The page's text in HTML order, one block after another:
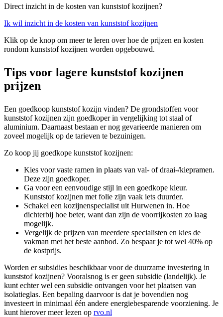
Direct inzicht in de kosten van kunststof kozijnen?
Ik wil inzicht in de kosten van kunststof kozijnen
Klik op de knop om meer te leren over hoe de prijzen en kosten
rondom kunststof kozijnen worden opgebouwd.
Tips voor lagere kunststof kozijnen
prijzen
Een goedkoop kunststof kozijn vinden? De grondstoffen voor
kunststof kozijnen zijn goedkoper in vergelijking tot staal of
aluminium. Daarnaast bestaan er nog gevarieerde manieren om
zoveel mogelijk op de tarieven te bezuinigen.
Zo koop jij goedkope kunststof kozijnen:
Kies voor vaste ramen in plaats van val- of draai-/kiepramen.
Deze zijn goedkoper.
Ga voor een eenvoudige stijl in een goedkope kleur.
Kunststof kozijnen met folie zijn vaak iets duurder.
Schakel een kozijnenspecialist uit Hurwenen in. Hoe
dichterbij hoe beter, want dan zijn de voorrijkosten zo laag
mogelijk.
Vergelijk de prijzen van meerdere specialisten en kies de
vakman met het beste aanbod. Zo bespaar je tot wel 40% op
de kostprijs.
Worden er subsidies beschikbaar voor de duurzame investering in
kunststof kozijnen? Vooralsnog is er geen subsidie (landelijk). Je
kunt echter wel een subsidie ontvangen voor het plaatsen van
isolatieglas. Een bepaling daarvoor is dat je bovendien nog
investeert in minimaal één andere energiebesparende voorziening. Je
kunt hierover meer lezen op rvo.nl